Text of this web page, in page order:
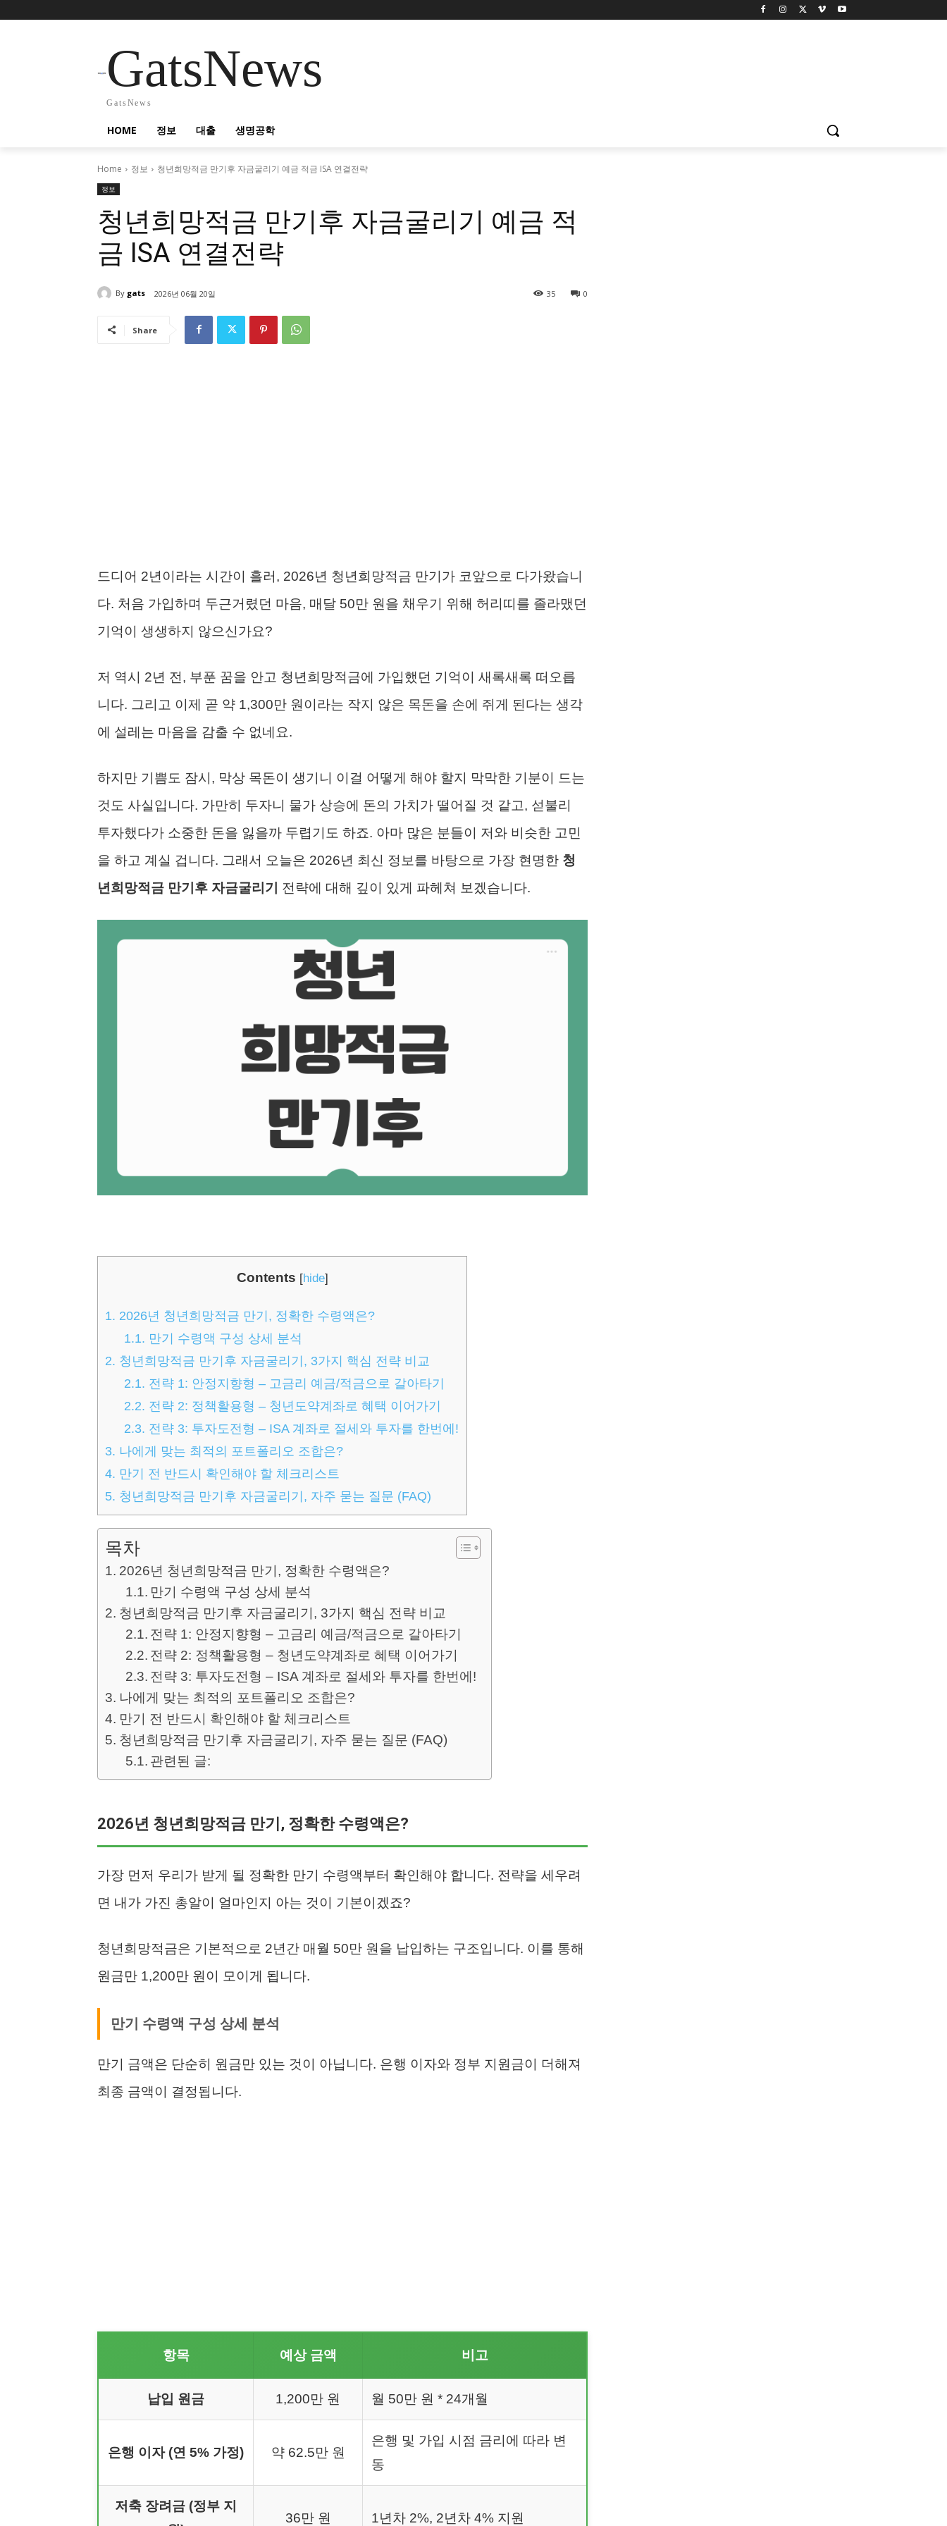
GatsNews
GatsNews
HOME 정보 대출 생명공학
Home 정보 청년희망적금 만기후 자금굴리기 예금 적금 ISA 연결전략
정보
청년희망적금 만기후 자금굴리기 예금 적
금 ISA 연결전략
By gats 2026년 06월 20일 0
35
Share
드디어 2년이라는 시간이 흘러, 2026년 청년희망적금 만기가 코앞으로 다가왔습니
다. 처음 가입하며 두근거렸던 마음, 매달 50만 원을 채우기 위해 허리띠를 졸라맸던
기억이 생생하지 않으신가요?
저 역시 2년 전, 부푼 꿈을 안고 청년희망적금에 가입했던 기억이 새록새록 떠오릅
니다. 그리고 이제 곧 약 1,300만 원이라는 작지 않은 목돈을 손에 쥐게 된다는 생각
에 설레는 마음을 감출 수 없네요.
하지만 기쁨도 잠시, 막상 목돈이 생기니 이걸 어떻게 해야 할지 막막한 기분이 드는
것도 사실입니다. 가만히 두자니 물가 상승에 돈의 가치가 떨어질 것 같고, 섣불리
투자했다가 소중한 돈을 잃을까 두렵기도 하죠. 아마 많은 분들이 저와 비슷한 고민
을 하고 계실 겁니다. 그래서 오늘은 2026년 최신 정보를 바탕으로 가장 현명한 청
년희망적금 만기후 자금굴리기
전략에 대해 깊이 있게 파헤쳐 보겠습니다.
Contents [hide]
1. 2026년 청년희망적금 만기, 정확한 수령액은?
1.1. 만기 수령액 구성 상세 분석
2. 청년희망적금 만기후 자금굴리기, 3가지 핵심 전략 비교
2.1. 전략 1: 안정지향형 – 고금리 예금/적금으로 갈아타기
2.2. 전략 2: 정책활용형 – 청년도약계좌로 혜택 이어가기
2.3. 전략 3: 투자도전형 – ISA 계좌로 절세와 투자를 한번에!
3. 나에게 맞는 최적의 포트폴리오 조합은?
4. 만기 전 반드시 확인해야 할 체크리스트
5. 청년희망적금 만기후 자금굴리기, 자주 묻는 질문 (FAQ)
목차
2026년 청년희망적금 만기, 정확한 수령액은?
만기 수령액 구성 상세 분석
청년희망적금 만기후 자금굴리기, 3가지 핵심 전략 비교
전략 1: 안정지향형 – 고금리 예금/적금으로 갈아타기
전략 2: 정책활용형 – 청년도약계좌로 혜택 이어가기
전략 3: 투자도전형 – ISA 계좌로 절세와 투자를 한번에!
나에게 맞는 최적의 포트폴리오 조합은?
만기 전 반드시 확인해야 할 체크리스트
청년희망적금 만기후 자금굴리기, 자주 묻는 질문 (FAQ)
관련된 글:
2026년 청년희망적금 만기, 정확한 수령액은?
가장 먼저 우리가 받게 될 정확한 만기 수령액부터 확인해야 합니다. 전략을 세우려
면 내가 가진 총알이 얼마인지 아는 것이 기본이겠죠?
청년희망적금은 기본적으로 2년간 매월 50만 원을 납입하는 구조입니다. 이를 통해
원금만 1,200만 원이 모이게 됩니다.
만기 수령액 구성 상세 분석
만기 금액은 단순히 원금만 있는 것이 아닙니다. 은행 이자와 정부 지원금이 더해져
최종 금액이 결정됩니다.
항목 예상 금액 비고
납입 원금 1,200만 원 월 50만 원 * 24개월
은행 이자 (연 5% 가정) 약 62.5만 원
은행 및 가입 시점 금리에 따라 변
동
저축 장려금 (정부 지
36만 원 1년차 2%, 2년차 4% 지원